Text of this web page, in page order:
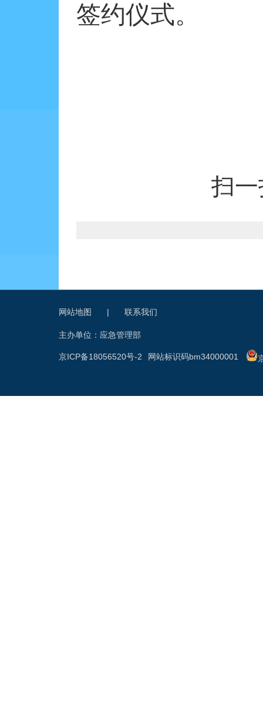
签约仪式。
扫
网站地图 | 联系我们
主办单位：应急管理部
网站标识码bm34000001
京ICP备18056520号-2